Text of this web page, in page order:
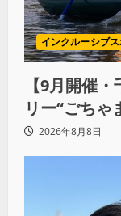
インクルーシブ
【9月開催
リー“ごちゃ
もが主役に
2026年8月8日